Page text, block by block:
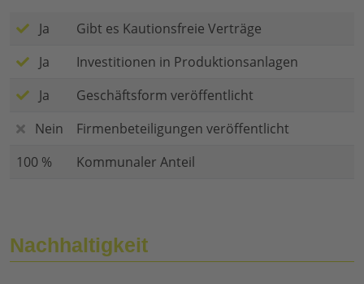
Ja
Gibt es Kautionsfreie Verträge
Ja
Investitionen in Produktionsanlagen
Ja
Geschäftsform veröffentlicht
Nein
Firmenbeteiligungen veröffentlicht
100 %
Kommunaler Anteil
Nachhaltigkeit